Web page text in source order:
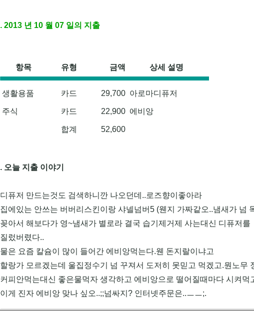
. 2013 년 10 월 07 일의 지출
항목 유형 금액 상세 설명
생활용품 카드 29,700 아로마디퓨저
주식 카드 22,900 에비앙
합계 52,600
. 오늘 지출 이야기
디퓨저 만드는것도 검색하니깐 나오던데..로즈향이좋아라
집에있는 안쓰는 버버리스킨이랑 샤넬넘버5 (웬지 가짜같오..냄새가 넘
꽂아서 해보다가 영~냄새가 별로라 결국 습기제거제 사는대신 디퓨저를
질렀버렸다..
물은 요즘 칼슘이 많이 들어간 에비앙먹는다.웬 돈지랄이냐고
할랑가 모르겠는데 울집정수기 넘 꾸져서 도저히 못믿고 먹겠고.뭔노무
커피안먹는대신 좋은물먹자 생각하고 에비앙으로 떨어질때마다 시켜
이게 진자 에비앙 맞나 싶오..;;넘싸지? 인터넷주문은..ㅡㅡ;.